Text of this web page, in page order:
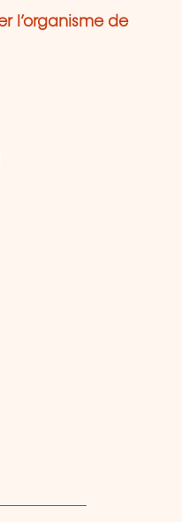
l’organisme de
Mail